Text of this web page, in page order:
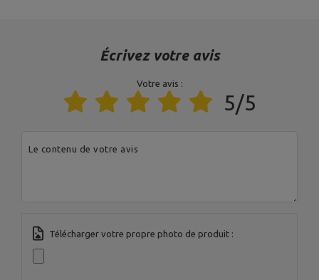
Fabricant
MARBO Ulikowski
Spółka Komandytowa
Code postal:
Ville:
mail:
serwis@marbosport.eu
Écrivez votre avis
Votre avis :
5/5
Le contenu de votre avis
Télécharger votre propre photo de produit :